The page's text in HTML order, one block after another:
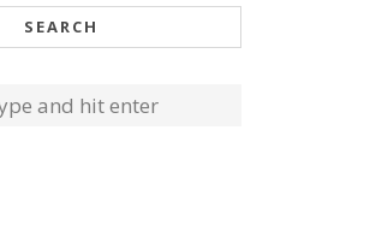
SEARCH